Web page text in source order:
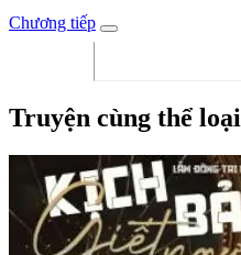
Chương tiếp
Truyện cùng thể loại